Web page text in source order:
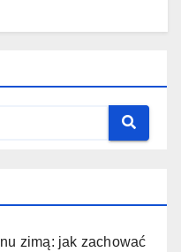
zimą: jak zachować